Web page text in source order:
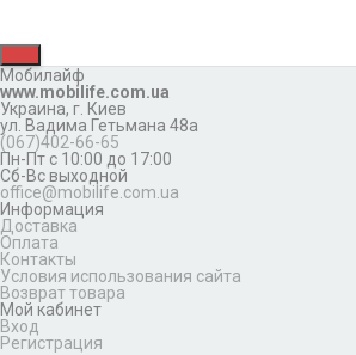
Мобилайф
www.mobilife.com.ua
Украина, г. Киев
ул. Вадима Гетьмана 48а
(067)402-66-65
Пн-Пт с 10:00 до 17:00
Сб-Вс выходной
office@mobilife.com.ua
Информация
Доставка
Оплата
Контакты
Условия использования сайта
Возврат товара
Мой кабинет
Вход
Регистрация